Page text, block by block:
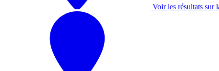
Voir les résultats sur